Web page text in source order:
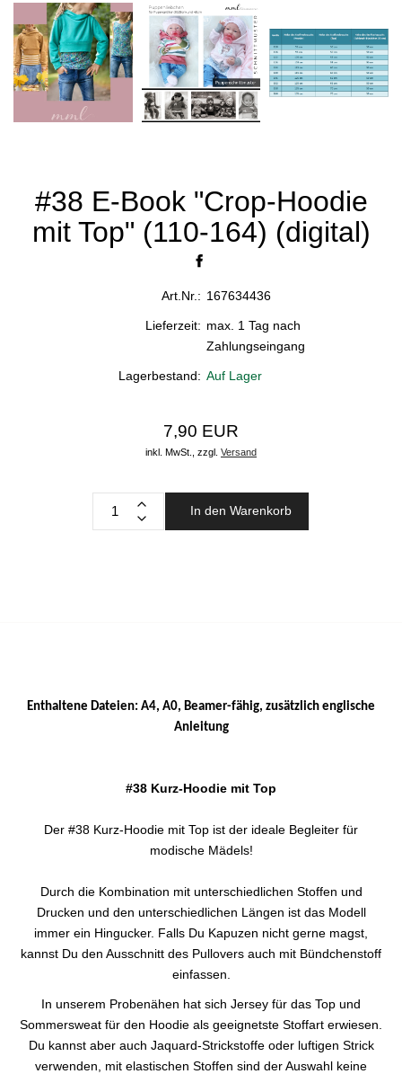
#38 E-Book "Crop-Hoodie
mit Top" (110-164) (digital)
Art.Nr.: 167634436
Lieferzeit: max. 1 Tag nach
Zahlungseingang
Lagerbestand: Auf Lager
7,90 EUR
inkl. MwSt., zzgl. Versand
In den Warenkorb
Enthaltene Dateien: A4, A0, Beamer-fähig, zusätzlich englische
Anleitung
#38 Kurz-Hoodie mit Top
Der #38 Kurz-Hoodie mit Top ist der ideale Begleiter für
modische Mädels!
Durch die Kombination mit unterschiedlichen Stoffen und
Drucken und den unterschiedlichen Längen ist das Modell
immer ein Hingucker. Falls Du Kapuzen nicht gerne magst,
kannst Du den Ausschnitt des Pullovers auch mit Bündchenstoff
einfassen.
In unserem Probenähen hat sich Jersey für das Top und
Sommersweat für den Hoodie als geeignetste Stoffart erwiesen.
Du kannst aber auch Jaquard-Strickstoffe oder luftigen Strick
verwenden, mit elastischen Stoffen sind der Auswahl keine